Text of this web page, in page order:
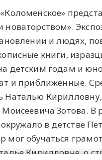
и людях,
книги,
детским годам и
и приближенные.
Зотова.
в детстве
мог обучаться
Кирилловне, о